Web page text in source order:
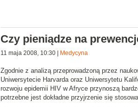
Czy pieniądze na
11 maja 2008, 10:30| Medycyna
Zgodnie z analizą przeprowadzoną przez
Uniwersytecie Harvarda oraz Uniwersytetu
rozwoju epidemii HIV w Afryce przynoszą
potrzebne jest dokładne przyjrzenie się